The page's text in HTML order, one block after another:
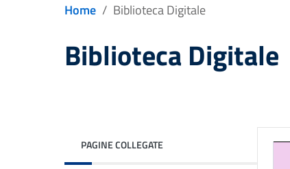
Home Biblioteca Digitale
Biblioteca Digitale
PAGINE COLLEGATE